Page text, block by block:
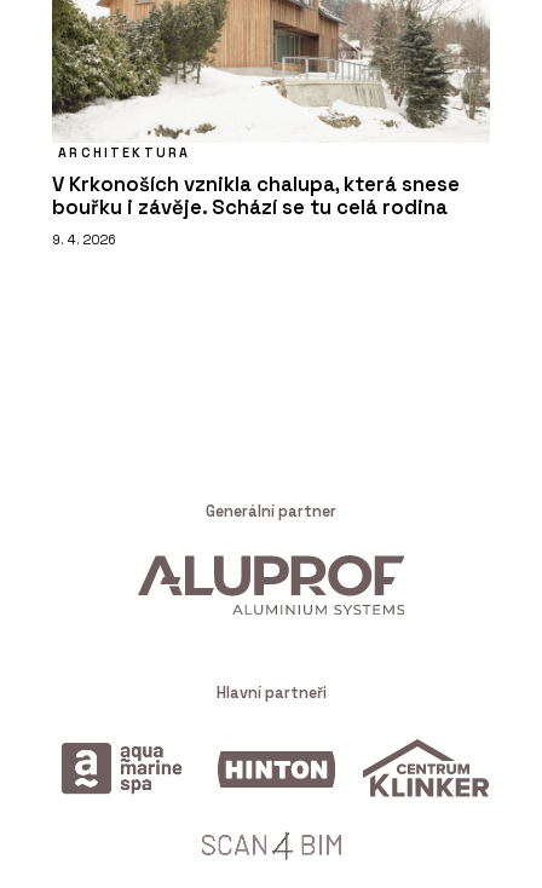
ARCHITEKTURA
V Krkonoších vznikla chalupa, která snese
bouřku i závěje. Schází se tu celá rodina
9. 4. 2026
Generální partner
Hlavní partneři